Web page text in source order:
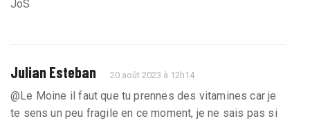
JoS
Julian Esteban 20 août 2023 à 12h14
@Le Moine il faut que tu prennes des vitamines car je
te sens un peu fragile en ce moment, je ne sais pas si